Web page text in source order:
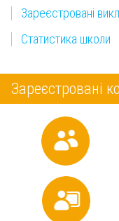
Зареєстровані
Статистика школи
Зареєстровані